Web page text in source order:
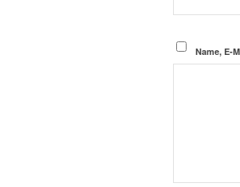
Name, E-